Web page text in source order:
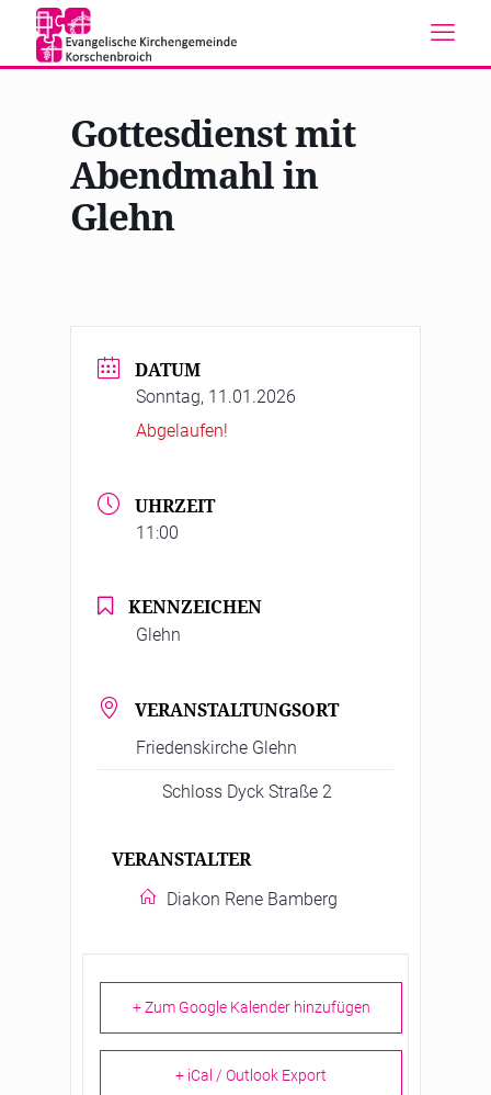
Gottesdienst mit
Abendmahl in
Glehn
DATUM
Sonntag, 11.01.2026
Abgelaufen!
UHRZEIT
11:00
KENNZEICHEN
Glehn
VERANSTALTUNGSORT
Friedenskirche Glehn
Schloss Dyck Straße 2
VERANSTALTER
Diakon Rene Bamberg
+ Zum Google Kalender hinzufügen
+ iCal / Outlook Export